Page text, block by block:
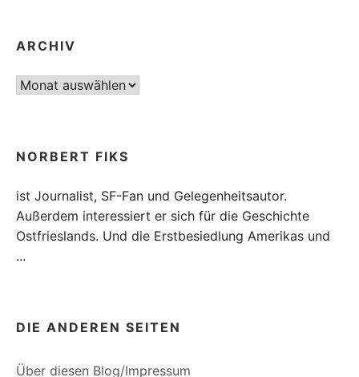
ARCHIV
Archiv
NORBERT FIKS
ist Journalist, SF-Fan und Gelegenheitsautor.
Außerdem interessiert er sich für die Geschichte
Ostfrieslands. Und die Erstbesiedlung Amerikas und
...
DIE ANDEREN SEITEN
Über diesen Blog/Impressum